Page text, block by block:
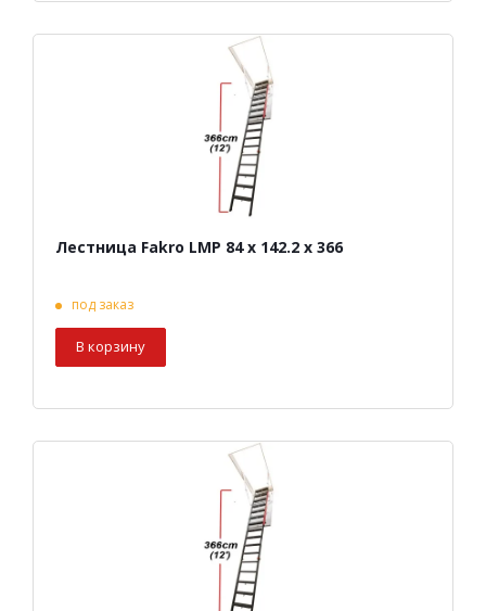
Лестница Fakro LMP 84 х 142.2 х 366
под заказ
В корзину